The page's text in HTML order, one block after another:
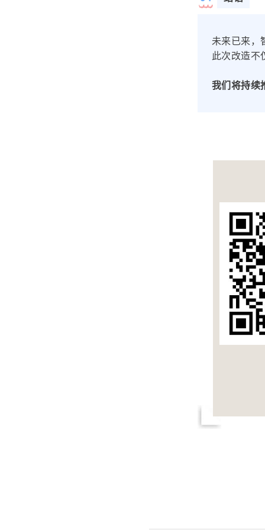
未来已来，
此次改造不
我们将持续